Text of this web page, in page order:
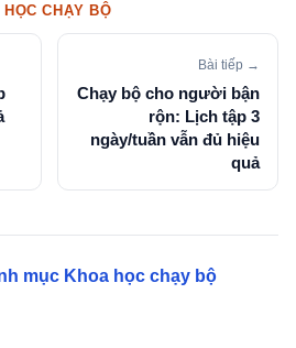
CHẠY BỘ
Bài tiếp →
Chạy bộ cho người bận
rộn: Lịch tập 3
ngày/tuần vẫn đủ hiệu
quả
mục Khoa học chạy bộ